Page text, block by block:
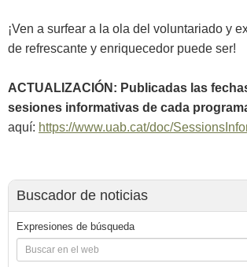
¡Ven a surfear a la ola del voluntariado y
de refrescante y enriquecedor puede ser!
ACTUALIZACIÓN: Publicadas las
sesiones informativas de cada
aquí: https://www.uab.cat/doc/
Buscador de noticias
Expresiones de búsqueda